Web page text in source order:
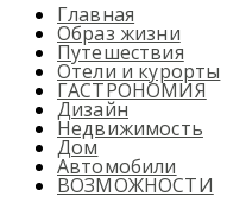
Главная
Образ жизни
Путешествия
Отели и курорты
ГАСТРОНОМИЯ
Дизайн
Недвижимость
Дом
Автомобили
ВОЗМОЖНОСТИ